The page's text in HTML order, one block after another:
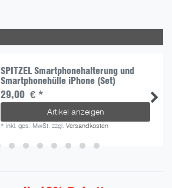
SPITZEL Smartphonehalterung und
Smartphonehülle iPhone (Set)
29,00 € *
Artikel anzeigen
*inkl. ges. MwSt. zzgl.Versandkosten